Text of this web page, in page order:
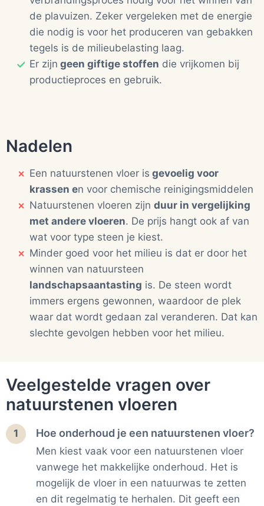
de plavuizen. Zeker vergeleken met de energie
die nodig is voor het produceren van gebakken
tegels is de milieubelasting laag.
Er zijn geen giftige stoffen die vrijkomen bij
productieproces en gebruik.
Nadelen
Een natuurstenen vloer is gevoelig voor
krassen en voor chemische reinigingsmiddelen
Natuurstenen vloeren zijn duur in vergelijking
met andere vloeren. De prijs hangt ook af van
wat voor type steen je kiest.
Minder goed voor het milieu is dat er door het
winnen van natuursteen
landschapsaantasting is. De steen wordt
immers ergens gewonnen, waardoor de plek
waar dat wordt gedaan zal veranderen. Dat kan
slechte gevolgen hebben voor het milieu.
Veelgestelde vragen over
natuurstenen vloeren
1 Hoe onderhoud je een natuurstenen vloer?
Men kiest vaak voor een natuurstenen vloer
vanwege het makkelijke onderhoud. Het is
mogelijk de vloer in een natuurwas te zetten
en dit regelmatig te herhalen. Dit geeft een